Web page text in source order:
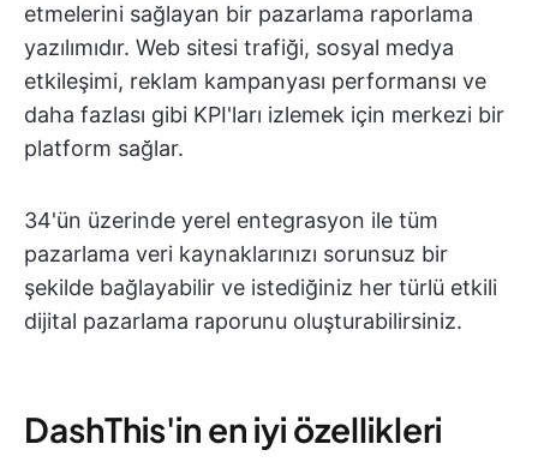
etmelerini sağlayan bir pazarlama raporlama
yazılımıdır. Web sitesi trafiği, sosyal medya
etkileşimi, reklam kampanyası performansı ve
daha fazlası gibi KPI'ları izlemek için merkezi bir
platform sağlar.
34'ün üzerinde yerel entegrasyon ile tüm
pazarlama veri kaynaklarınızı sorunsuz bir
şekilde bağlayabilir ve istediğiniz her türlü etkili
dijital pazarlama raporunu oluşturabilirsiniz.
DashThis'in en iyi özellikleri